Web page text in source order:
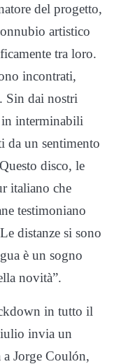
del progetto,
artistico
tra loro.
incontrati,
Sin dai nostri
interminabili
da un sentimento
disco, le
italiano che
testimoniano
distanze si sono
è un sogno
novità”.
in tutto il
invia un
a Jorge Coulón,